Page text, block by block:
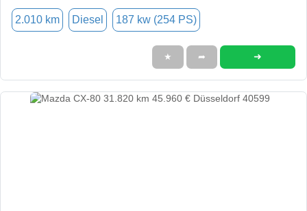
2.010 km Diesel 187 kw (254 PS)
★ ➦ ➜